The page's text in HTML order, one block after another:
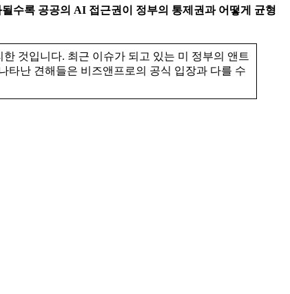
수록 공공의 AI 접근권이 정부의 통제권과 어떻게 균형
것입니다. 최근 이슈가 되고 있는 미 정부의 앤트
타난 견해들은 비즈앤프로의 공식 입장과 다를 수